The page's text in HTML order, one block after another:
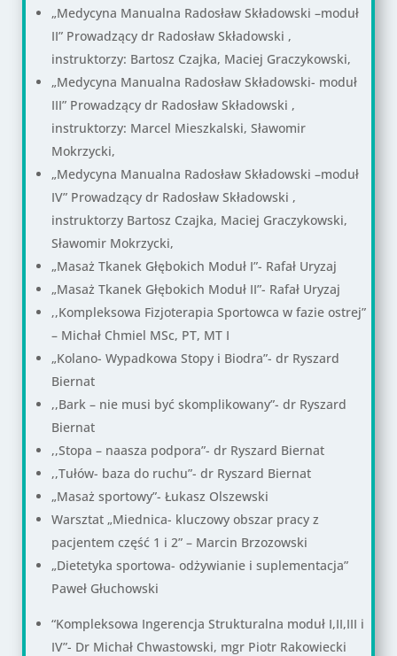
„Medycyna Manualna Radosław Składowski –moduł
II” Prowadzący dr Radosław Składowski ,
instruktorzy: Bartosz Czajka, Maciej Graczykowski,
„Medycyna Manualna Radosław Składowski- moduł
III” Prowadzący dr Radosław Składowski ,
instruktorzy: Marcel Mieszkalski, Sławomir
Mokrzycki,
„Medycyna Manualna Radosław Składowski –moduł
IV” Prowadzący dr Radosław Składowski ,
instruktorzy Bartosz Czajka, Maciej Graczykowski,
Sławomir Mokrzycki,
„Masaż Tkanek Głębokich Moduł I”- Rafał Uryzaj
„Masaż Tkanek Głębokich Moduł II”- Rafał Uryzaj
‚,Kompleksowa Fizjoterapia Sportowca w fazie ostrej”
– Michał Chmiel MSc, PT, MT I
„Kolano- Wypadkowa Stopy i Biodra”- dr Ryszard
Biernat
,,Bark – nie musi być skomplikowany”- dr Ryszard
Biernat
,,Stopa – naasza podpora”- dr Ryszard Biernat
,,Tułów- baza do ruchu”- dr Ryszard Biernat
„Masaż sportowy”- Łukasz Olszewski
Warsztat „Miednica- kluczowy obszar pracy z
pacjentem część 1 i 2” – Marcin Brzozowski
„Dietetyka sportowa- odżywianie i suplementacja”
Paweł Głuchowski
“Kompleksowa Ingerencja Strukturalna moduł I,II,III i
IV”- Dr Michał Chwastowski, mgr Piotr Rakowiecki